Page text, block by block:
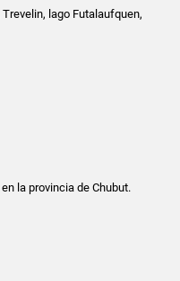
lago Futalaufquen,
la provincia de Chubut.